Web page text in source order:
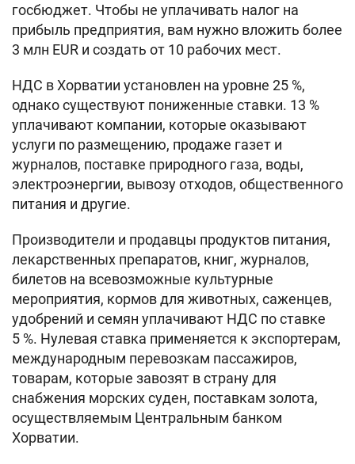
госбюджет. Чтобы не уплачивать налог на
прибыль предприятия, вам нужно вложить более
3 млн EUR и создать от 10 рабочих мест.
НДС в Хорватии установлен на уровне 25 %,
однако существуют пониженные ставки. 13 %
уплачивают компании, которые оказывают
услуги по размещению, продаже газет и
журналов, поставке природного газа, воды,
электроэнергии, вывозу отходов, общественного
питания и другие.
Производители и продавцы продуктов питания,
лекарственных препаратов, книг, журналов,
билетов на всевозможные культурные
мероприятия, кормов для животных, саженцев,
удобрений и семян уплачивают НДС по ставке
5 %. Нулевая ставка применяется к экспортерам,
международным перевозкам пассажиров,
товарам, которые завозят в страну для
снабжения морских суден, поставкам золота,
осуществляемым Центральным банком
Хорватии.